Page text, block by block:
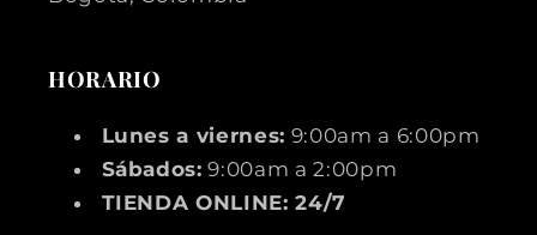
HORARIO
Lunes a viernes: 9:00am a 6:00pm
Sábados: 9:00am a 2:00pm
TIENDA ONLINE: 24/7